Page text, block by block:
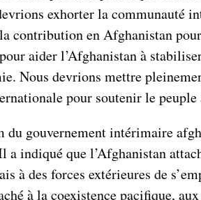
exhorter la communauté
contribution en Afghanistan
aider l’Afghanistan à
Nous devrions mettre
pour soutenir le
gouvernement intérimaire
indiqué que l’Afghanistan
à des forces extérieures de
à la coexistence pacifique,